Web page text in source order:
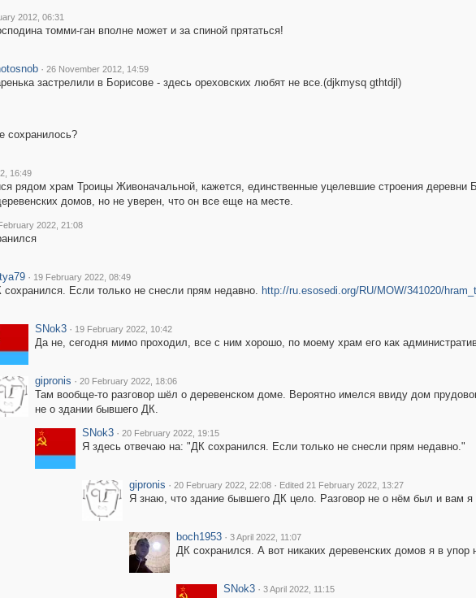
2012, 06:31
томми-ган вполне может и за спиной прятаться!
· 26 November 2012, 14:59
застрелили в Борисове - здесь ореховских любят не все.(djkmysq gthtdjl)
сохранилось?
16:49
рядом храм Троицы Живоначальной, кажется, единственные уцелевшие строения деревни
домов, но не уверен, что он все еще на месте.
2022, 21:08
· 19 February 2022, 08:49
сохранился. Если только не снесли прям недавно. http://ru.esosedi.org/RU/MOW/341020/
SNok3 · 19 February 2022, 10:42
Да не, сегодня мимо проходил, все с ним хорошо, по моему храм его как
gipronis · 20 February 2022, 18:06
Там вообще-то разговор шёл о деревенском доме. Вероятно имелся ввиду дом
не о здании бывшего ДК.
SNok3 · 20 February 2022, 19:15
Я здесь отвечаю на: "ДК сохранился. Если только не снесли прям недавно."
gipronis · 20 February 2022, 22:08 · Edited 21 February 2022, 13:27
Я знаю, что здание бывшего ДК цело. Разговор не о нём был и вам я
boch1953 · 3 April 2022, 11:07
ДК сохранился. А вот никаких деревенских домов я в
SNok3 · 3 April 2022, 11:15